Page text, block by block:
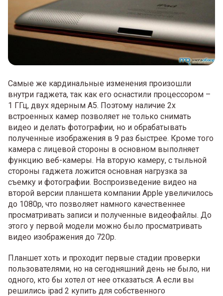
Самые же кардинальные изменения произошли
внутри гаджета, так как его оснастили процессором –
1 ГГц, двух ядерным А5. Поэтому наличие 2х
встроенных камер позволяет не только снимать
видео и делать фотографии, но и обрабатывать
полученные изображения в 9 раз быстрее. Кроме того
камера с лицевой стороны в основном выполняет
функцию веб-камеры. На вторую камеру, с тыльной
стороны гаджета ложится основная нагрузка за
съемку и фотографии. Воспроизведение видео на
второй версии планшета компании Apple увеличилось
до 1080р, что позволяет намного качественнее
просматривать записи и полученные видеофайлы. До
этого у первой модели можно было просматривать
видео изображения до 720р.
Планшет хоть и проходит первые стадии проверки
пользователями, но на сегодняшний день не было, ни
одного, кто бы хотел от нее отказаться. А если вы
решились ipad 2 купить для собственного